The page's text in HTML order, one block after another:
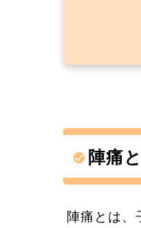
陣痛
陣痛とは、